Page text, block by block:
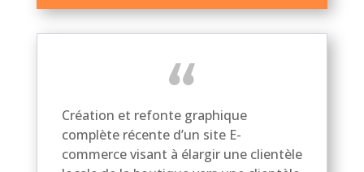
Création et refonte graphique
complète récente d’un site E-
commerce visant à élargir une clientèle